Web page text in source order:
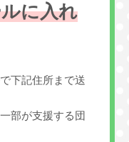
に入れ
下記住所まで送
部が支援する団